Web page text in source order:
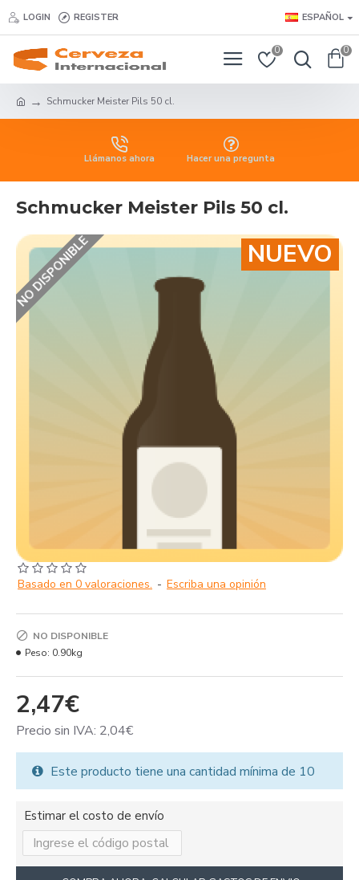
LOGIN REGISTER ESPAÑOL
0 0
Schmucker Meister Pils 50 cl.
Llámanos ahora Hacer una pregunta
Schmucker Meister Pils 50 cl.
NUEVO
NO DISPONIBLE
Basado en 0 valoraciones. - Escriba una opinión
2,47€
Precio sin IVA: 2,04€
NO DISPONIBLE
Peso: 0.90kg
Este producto tiene una cantidad mínima de 10
Estimar el costo de envío